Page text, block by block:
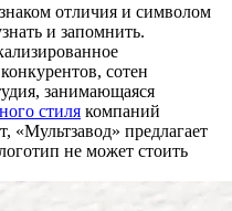
отличия и символом
и запомнить.
сотен
занимающаяся
стиля компаний
«Мультзавод» предлагает
не может стоить